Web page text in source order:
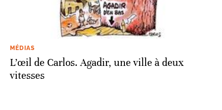
MÉDIAS
L’œil de Carlos. Agadir, une ville à deux
vitesses